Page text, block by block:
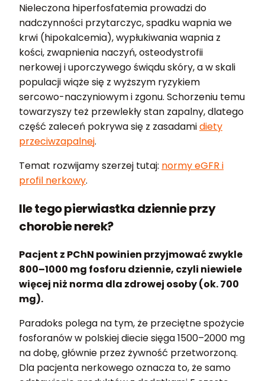
Nieleczona hiperfosfatemia prowadzi do
nadczynności przytarczyc, spadku wapnia we
krwi (hipokalcemia), wypłukiwania wapnia z
kości, zwapnienia naczyń, osteodystrofii
nerkowej i uporczywego świądu skóry, a w skali
populacji wiąże się z wyższym ryzykiem
sercowo-naczyniowym i zgonu. Schorzeniu temu
towarzyszy też przewlekły stan zapalny, dlatego
część zaleceń pokrywa się z zasadamidiety
przeciwzapalnej.
Temat rozwijamy szerzej tutaj: normy eGFR i
profil nerkowy.
Ile tego pierwiastka dziennie przy
chorobie nerek?
Pacjent z PChN powinien przyjmować zwykle
800–1000 mg fosforu dziennie, czyli niewiele
więcej niż norma dla zdrowej osoby (ok. 700
mg).
Paradoks polega na tym, że przeciętne spożycie
fosforanów w polskiej diecie sięga 1500–2000 mg
na dobę, głównie przez żywność przetworzoną.
Dla pacjenta nerkowego oznacza to, że samo